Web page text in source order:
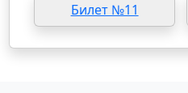
Билет №11